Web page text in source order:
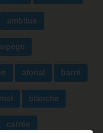
ambitus
atonal barré
blanche
carrée